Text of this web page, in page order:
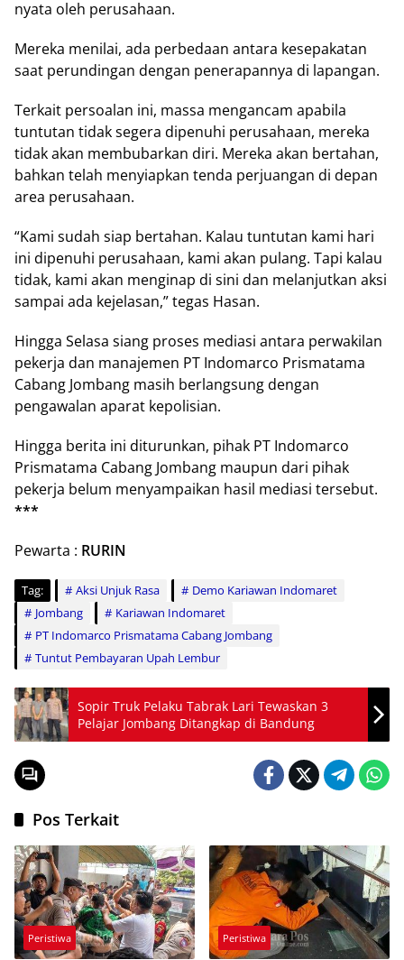
nyata oleh perusahaan.
Mereka menilai, ada perbedaan antara kesepakatan
saat perundingan dengan penerapannya di lapangan.
Terkait persoalan ini, massa mengancam apabila
tuntutan tidak segera dipenuhi perusahaan, mereka
tidak akan membubarkan diri. Mereka akan bertahan,
bahkan telah menyiapkan tenda perjuangan di depan
area perusahaan.
“Kami sudah siap bertahan. Kalau tuntutan kami hari
ini dipenuhi perusahaan, kami akan pulang. Tapi kalau
tidak, kami akan menginap di sini dan melanjutkan aksi
sampai ada kejelasan,” tegas Hasan.
Hingga Selasa siang proses mediasi antara perwakilan
pekerja dan manajemen PT Indomarco Prismatama
Cabang Jombang masih berlangsung dengan
pengawalan aparat kepolisian.
Hingga berita ini diturunkan, pihak PT Indomarco
Prismatama Cabang Jombang maupun dari pihak
pekerja belum menyampaikan hasil mediasi tersebut.
***
Pewarta : RURIN
Tag: Aksi Unjuk Rasa
Demo Kariawan Indomaret
Jombang
Kariawan Indomaret
PT Indomarco Prismatama Cabang Jombang
Tuntut Pembayaran Upah Lembur
Sopir Truk Pelaku Tabrak Lari Tewaskan 3
Pelajar Jombang Ditangkap di Bandung
Pos Terkait
Peristiwa Peristiwa